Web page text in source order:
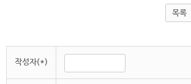
목록
작성자(*)